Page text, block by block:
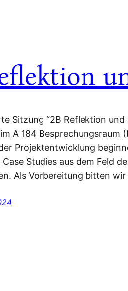
Sitzung “2B Reflektion und
A 184 Besprechungsraum
Projektentwicklung
Studies aus dem Feld
Als Vorbereitung bitten